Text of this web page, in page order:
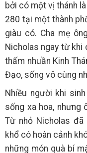
bởi có một vị thánh
280 tại một thành
giàu có. Cha mẹ
Nicholas ngay từ
thấm nhuần Kinh
Đạo, sống vô cùng
Nhiều người khi
sống xa hoa, nhưng
Từ nhỏ Nicholas
khổ có hoàn cảnh
những món quà bí